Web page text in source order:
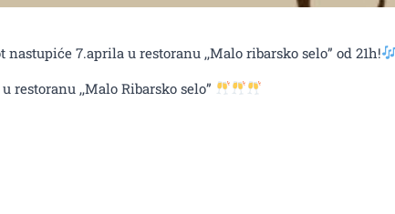
nastupiće 7.aprila u restoranu ,,Malo ribarsko selo” od 21h!
restoranu ,,Malo Ribarsko selo”